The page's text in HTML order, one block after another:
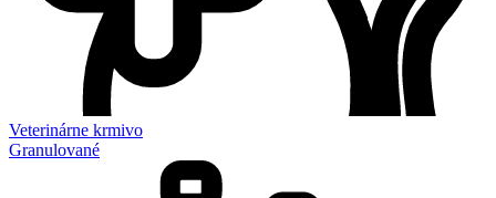
Veterinárne krmivo
Granulované